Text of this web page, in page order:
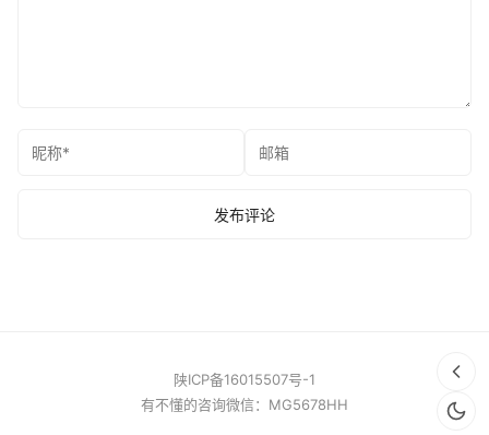
陕ICP备16015507号-1
有不懂的咨询微信：MG5678HH